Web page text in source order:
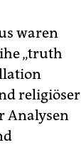
waren
„truth
religiöser
Analysen